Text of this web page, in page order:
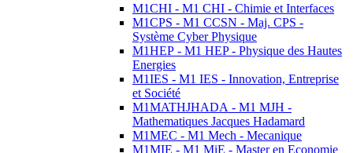
M1CHI - M1 CHI - Chimie et Interfaces
M1CPS - M1 CCSN - Maj. CPS -
Système Cyber Physique
M1HEP - M1 HEP - Physique des Hautes
Energies
M1IES - M1 IES - Innovation, Entreprise
et Société
M1MATHJHADA - M1 MJH -
Mathematiques Jacques Hadamard
M1MEC - M1 Mech - Mecanique
M1MIE - M1 MiE - Master en Economie